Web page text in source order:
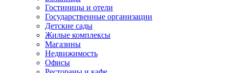
Гостиницы и отели
Государственные организации
Детские сады
Жилые комплексы
Магазины
Недвижимость
Офисы